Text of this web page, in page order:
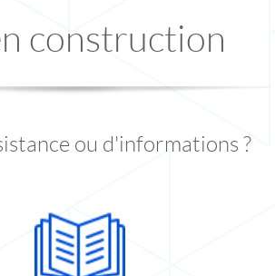
construction
ou d'informations ?